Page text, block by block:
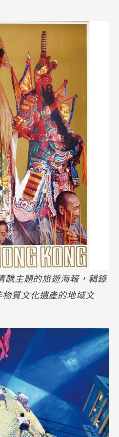
醮主題的旅遊海報，輯錄
質文化遺產的地域文